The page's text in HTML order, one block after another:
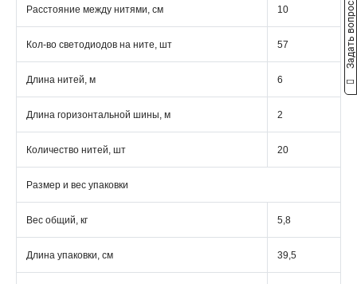
Расстояние между нитями, см 10
Кол-во светодиодов на ните, шт 57
Длина нитей, м 6
Длина горизонтальной шины, м 2
Количество нитей, шт 20
Размер и вес упаковки
Вес общий, кг 5,8
Длина упаковки, см 39,5
Задать вопрос